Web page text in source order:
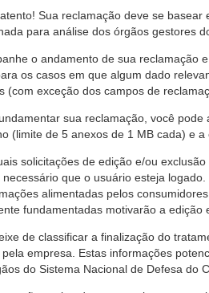
Sua reclamação deve se
para análise dos órgãos gestores
o andamento de sua reclamação
os casos em que algum dado
(com exceção dos campos de
sua reclamação, você
(limite de 5 anexos de 1 MB cada) e
solicitações de edição e/ou
necessário que o usuário esteja
alimentadas pelos
fundamentadas motivarão a edição
de classificar a finalização do
empresa. Estas informações
do Sistema Nacional de Defesa do